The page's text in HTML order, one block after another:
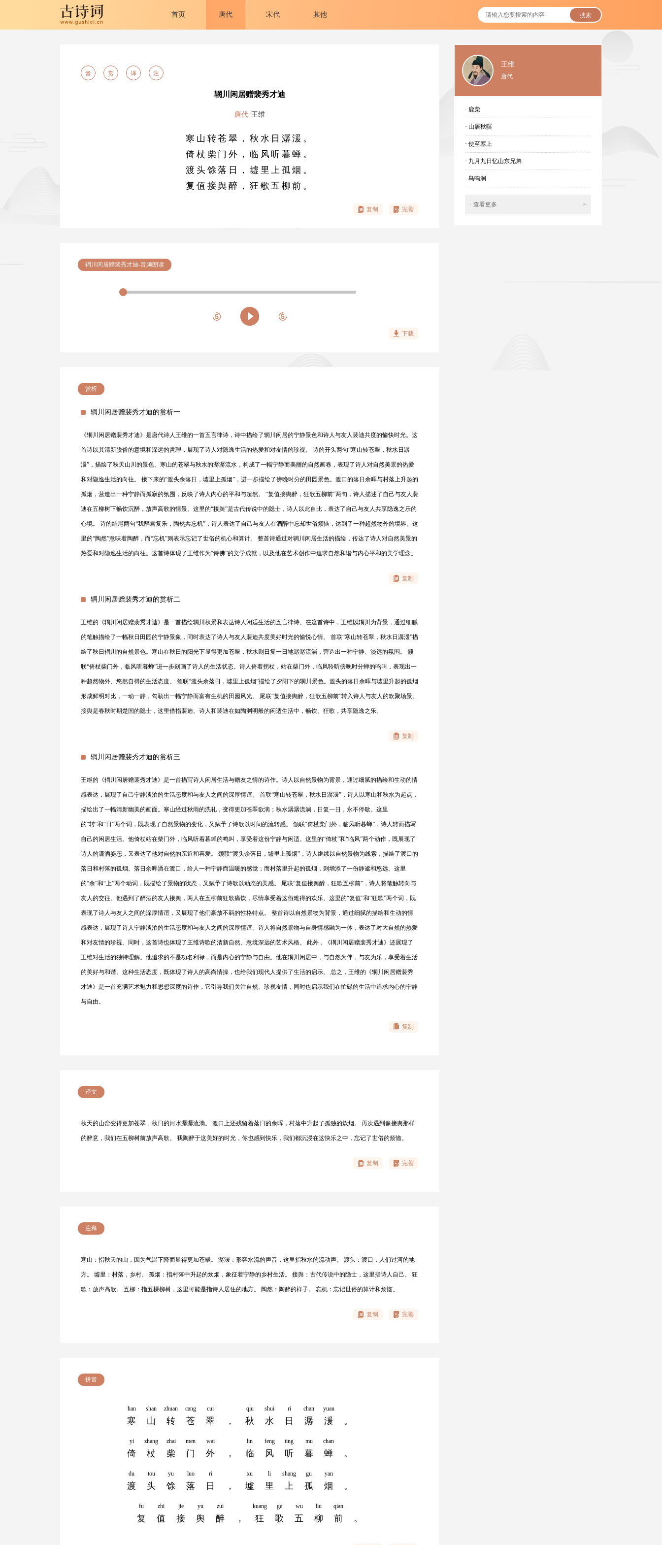
首页 唐代 宋代 其他 搜索
音 赏 译 注
辋川闲居赠裴秀才迪
唐代 王维
寒山转苍翠，秋水日潺湲。
倚杖柴门外，临风听暮蝉。
渡头馀落日，墟里上孤烟。
复值接舆醉，狂歌五柳前。
复制 完善
辋川闲居赠裴秀才迪-音频朗读
下载
赏析
辋川闲居赠裴秀才迪的赏析一
《辋川闲居赠裴秀才迪》是唐代诗人王维的一首五言律诗，诗中描绘了辋川闲居的宁静景色和诗人与友人裴迪共度的愉快时光。这
首诗以其清新脱俗的意境和深远的哲理，展现了诗人对隐逸生活的热爱和对友情的珍视。 诗的开头两句“寒山转苍翠，秋水日潺
湲”，描绘了秋天山川的景色。寒山的苍翠与秋水的潺潺流水，构成了一幅宁静而美丽的自然画卷，表现了诗人对自然美景的热爱
和对隐逸生活的向往。 接下来的“渡头余落日，墟里上孤烟”，进一步描绘了傍晚时分的田园景色。渡口的落日余晖与村落上升起的
孤烟，营造出一种宁静而孤寂的氛围，反映了诗人内心的平和与超然。 “复值接舆醉，狂歌五柳前”两句，诗人描述了自己与友人裴
迪在五柳树下畅饮沉醉，放声高歌的情景。这里的“接舆”是古代传说中的隐士，诗人以此自比，表达了自己与友人共享隐逸之乐的
心境。 诗的结尾两句“我醉君复乐，陶然共忘机”，诗人表达了自己与友人在酒醉中忘却世俗烦恼，达到了一种超然物外的境界。这
里的“陶然”意味着陶醉，而“忘机”则表示忘记了世俗的机心和算计。 整首诗通过对辋川闲居生活的描绘，传达了诗人对自然美景的
热爱和对隐逸生活的向往。这首诗体现了王维作为“诗佛”的文学成就，以及他在艺术创作中追求自然和谐与内心平和的美学理念。
复制
辋川闲居赠裴秀才迪的赏析二
王维的《辋川闲居赠裴秀才迪》是一首描绘辋川秋景和表达诗人闲适生活的五言律诗。在这首诗中，王维以辋川为背景，通过细腻
的笔触描绘了一幅秋日田园的宁静景象，同时表达了诗人与友人裴迪共度美好时光的愉悦心情。 首联“寒山转苍翠，秋水日潺湲”描
绘了秋日辋川的自然景色。寒山在秋日的阳光下显得更加苍翠，秋水则日复一日地潺潺流淌，营造出一种宁静、淡远的氛围。 颔
联“倚杖柴门外，临风听暮蝉”进一步刻画了诗人的生活状态。诗人倚着拐杖，站在柴门外，临风聆听傍晚时分蝉的鸣叫，表现出一
种超然物外、悠然自得的生活态度。 颈联“渡头余落日，墟里上孤烟”描绘了夕阳下的辋川景色。渡头的落日余晖与墟里升起的孤烟
形成鲜明对比，一动一静，勾勒出一幅宁静而富有生机的田园风光。 尾联“复值接舆醉，狂歌五柳前”转入诗人与友人的欢聚场景。
接舆是春秋时期楚国的隐士，这里借指裴迪。诗人和裴迪在如陶渊明般的闲适生活中，畅饮、狂歌，共享隐逸之乐。
复制
辋川闲居赠裴秀才迪的赏析三
王维的《辋川闲居赠裴秀才迪》是一首描写诗人闲居生活与赠友之情的诗作。诗人以自然景物为背景，通过细腻的描绘和生动的情
感表达，展现了自己宁静淡泊的生活态度和与友人之间的深厚情谊。 首联“寒山转苍翠，秋水日潺湲”，诗人以寒山和秋水为起点，
描绘出了一幅清新幽美的画面。寒山经过秋雨的洗礼，变得更加苍翠欲滴；秋水潺潺流淌，日复一日，永不停歇。这里
的“转”和“日”两个词，既表现了自然景物的变化，又赋予了诗歌以时间的流转感。 颔联“倚杖柴门外，临风听暮蝉”，诗人转而描写
自己的闲居生活。他倚杖站在柴门外，临风听着暮蝉的鸣叫，享受着这份宁静与闲适。这里的“倚杖”和“临风”两个动作，既展现了
诗人的潇洒姿态，又表达了他对自然的亲近和喜爱。 颈联“渡头余落日，墟里上孤烟”，诗人继续以自然景物为线索，描绘了渡口的
落日和村落的孤烟。落日余晖洒在渡口，给人一种宁静而温暖的感觉；而村落里升起的孤烟，则增添了一份静谧和悠远。这里
的“余”和“上”两个动词，既描绘了景物的状态，又赋予了诗歌以动态的美感。 尾联“复值接舆醉，狂歌五柳前”，诗人将笔触转向与
友人的交往。他遇到了醉酒的友人接舆，两人在五柳前狂歌痛饮，尽情享受着这份难得的欢乐。这里的“复值”和“狂歌”两个词，既
表现了诗人与友人之间的深厚情谊，又展现了他们豪放不羁的性格特点。 整首诗以自然景物为背景，通过细腻的描绘和生动的情
感表达，展现了诗人宁静淡泊的生活态度和与友人之间的深厚情谊。诗人将自然景物与自身情感融为一体，表达了对大自然的热爱
和对友情的珍视。同时，这首诗也体现了王维诗歌的清新自然、意境深远的艺术风格。 此外，《辋川闲居赠裴秀才迪》还展现了
王维对生活的独特理解。他追求的不是功名利禄，而是内心的宁静与自由。他在辋川闲居中，与自然为伴，与友为乐，享受着生活
的美好与和谐。这种生活态度，既体现了诗人的高尚情操，也给我们现代人提供了生活的启示。 总之，王维的《辋川闲居赠裴秀
才迪》是一首充满艺术魅力和思想深度的诗作，它引导我们关注自然、珍视友情，同时也启示我们在忙碌的生活中追求内心的宁静
与自由。
复制
译文
秋天的山峦变得更加苍翠，秋日的河水潺潺流淌。 渡口上还残留着落日的余晖，村落中升起了孤独的炊烟。 再次遇到像接舆那样
的醉意，我们在五柳树前放声高歌。 我陶醉于这美好的时光，你也感到快乐，我们都沉浸在这快乐之中，忘记了世俗的烦恼。
复制 完善
注释
寒山：指秋天的山，因为气温下降而显得更加苍翠。 潺湲：形容水流的声音，这里指秋水的流动声。 渡头：渡口，人们过河的地
方。 墟里：村落，乡村。 孤烟：指村落中升起的炊烟，象征着宁静的乡村生活。 接舆：古代传说中的隐士，这里指诗人自己。 狂
歌：放声高歌。 五柳：指五棵柳树，这里可能是指诗人居住的地方。 陶然：陶醉的样子。 忘机：忘记世俗的算计和烦恼。
复制 完善
拼音
han
寒
shan
山
zhuan
转
cang
苍
cui
翠 ，
qiu
秋
shui
水
ri
日
chan
潺
yuan
湲 。
yi
倚
zhang
杖
zhai
柴
men
门
wai
外 ，
lin
临
feng
风
ting
听
mu
暮
chan
蝉 。
du
渡
tou
头
yu
馀
luo
落
ri
日 ，
xu
墟
li
里
shang
上
gu
孤
yan
烟 。
fu
复
zhi
值
jie
接
yu
舆
zui
醉 ，
kuang
狂
ge
歌
wu
五
liu
柳
qian
前 。
王维
唐代
· 鹿柴
· 山居秋暝
· 使至塞上
· 九月九日忆山东兄弟
· 鸟鸣涧
>
· 查看更多